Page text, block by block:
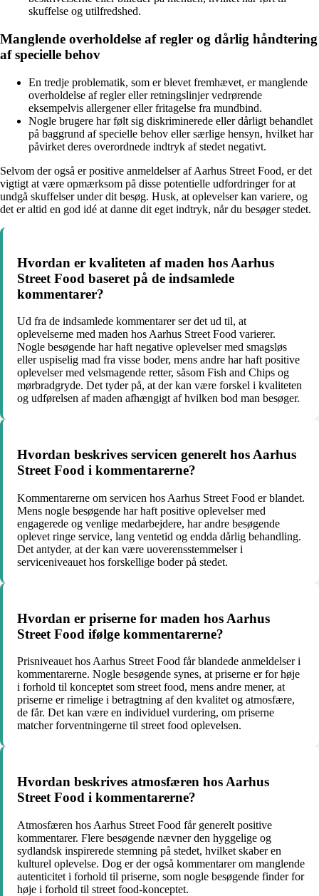
skuffelse og utilfredshed.
Manglende overholdelse af regler og dårlig håndtering
af specielle behov
En tredje problematik, som er blevet fremhævet, er manglende
overholdelse af regler eller retningslinjer vedrørende
eksempelvis allergener eller fritagelse fra mundbind.
Nogle brugere har følt sig diskriminerede eller dårligt behandlet
på baggrund af specielle behov eller særlige hensyn, hvilket har
påvirket deres overordnede indtryk af stedet negativt.
Selvom der også er positive anmeldelser af Aarhus Street Food, er det
vigtigt at være opmærksom på disse potentielle udfordringer for at
undgå skuffelser under dit besøg. Husk, at oplevelser kan variere, og
det er altid en god idé at danne dit eget indtryk, når du besøger stedet.
Hvordan er kvaliteten af maden hos Aarhus
Street Food baseret på de indsamlede
kommentarer?
Ud fra de indsamlede kommentarer ser det ud til, at
oplevelserne med maden hos Aarhus Street Food varierer.
Nogle besøgende har haft negative oplevelser med smagsløs
eller uspiselig mad fra visse boder, mens andre har haft positive
oplevelser med velsmagende retter, såsom Fish and Chips og
mørbradgryde. Det tyder på, at der kan være forskel i kvaliteten
og udførelsen af maden afhængigt af hvilken bod man besøger.
Hvordan beskrives servicen generelt hos Aarhus
Street Food i kommentarerne?
Kommentarerne om servicen hos Aarhus Street Food er blandet.
Mens nogle besøgende har haft positive oplevelser med
engagerede og venlige medarbejdere, har andre besøgende
oplevet ringe service, lang ventetid og endda dårlig behandling.
Det antyder, at der kan være uoverensstemmelser i
serviceniveauet hos forskellige boder på stedet.
Hvordan er priserne for maden hos Aarhus
Street Food ifølge kommentarerne?
Prisniveauet hos Aarhus Street Food får blandede anmeldelser i
kommentarerne. Nogle besøgende synes, at priserne er for høje
i forhold til konceptet som street food, mens andre mener, at
priserne er rimelige i betragtning af den kvalitet og atmosfære,
de får. Det kan være en individuel vurdering, om priserne
matcher forventningerne til street food oplevelsen.
Hvordan beskrives atmosfæren hos Aarhus
Street Food i kommentarerne?
Atmosfæren hos Aarhus Street Food får generelt positive
kommentarer. Flere besøgende nævner den hyggelige og
sydlandsk inspirerede stemning på stedet, hvilket skaber en
kulturel oplevelse. Dog er der også kommentarer om manglende
autenticitet i forhold til priserne, som nogle besøgende finder for
høje i forhold til street food-konceptet.